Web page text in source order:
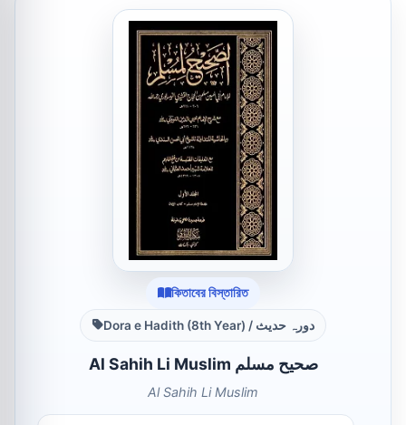
কিতাবের বিস্তারিত
Dora e Hadith (8th Year) / دورہ حدیث
Al Sahih Li Muslim صحیح مسلم
Al Sahih Li Muslim